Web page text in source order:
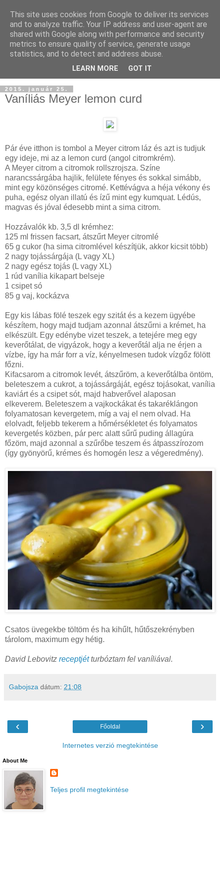
2015. január 25.
Vaníliás Meyer lemon curd
Pár éve itthon is tombol a Meyer citrom láz és azt is tudjuk
egy ideje, mi az a lemon curd (angol citromkrém).
A Meyer citrom a citromok rollszrojsza. Színe
narancssárgába hajlik, felülete fényes és sokkal simább,
mint egy közönséges citromé. Kettévágva a héja vékony és
puha, egész olyan illatú és ízű mint egy kumquat. Lédús,
magvas és jóval édesebb mint a sima citrom.
Hozzávalók kb. 3,5 dl krémhez:
125 ml frissen facsart, átszűrt Meyer citromlé
65 g cukor (ha sima citromlével készítjük, akkor kicsit több)
2 nagy tojássárgája (L vagy XL)
2 nagy egész tojás (L vagy XL)
1 rúd vanília kikapart belseje
1 csipet só
85 g vaj, kockázva
Egy kis lábas fölé teszek egy szitát és a kezem ügyébe
készítem, hogy majd tudjam azonnal átszűrni a krémet, ha
elkészült. Egy edénybe vizet teszek, a tetejére meg egy
keverőtálat, de vigyázok, hogy a keverőtál alja ne érjen a
vízbe, így ha már forr a víz, kényelmesen tudok vízgőz fölött
főzni.
Kifacsarom a citromok levét, átszűröm, a keverőtálba öntöm,
beleteszem a cukrot, a tojássárgáját, egész tojásokat, vanília
kaviárt és a csipet sót, majd habverővel alaposan
elkeverem. Beleteszem a vajkockákat és takaréklángon
folyamatosan kevergetem, míg a vaj el nem olvad. Ha
elolvadt, feljebb tekerem a hőmérsékletet és folyamatos
kevergetés közben, pár perc alatt sűrű puding állagúra
főzöm, majd azonnal a szűrőbe teszem és átpasszírozom
(így gyönyörű, krémes és homogén lesz a végeredmény).
Csatos üvegekbe töltöm és ha kihűlt, hűtőszekrényben
tárolom, maximum egy hétig.
David Lebovitz receptjétturbóztam fel vaníliával.
Gabojsza dátum: 21:08
‹ ›
Főoldal
Internetes verzió megtekintése
About Me
Teljes profil megtekintése
This site uses cookies from Google to deliver its services
and to analyze traffic. Your IP address and user-agent are
shared with Google along with performance and security
metrics to ensure quality of service, generate usage
statistics, and to detect and address abuse.
LEARN MORE GOT IT